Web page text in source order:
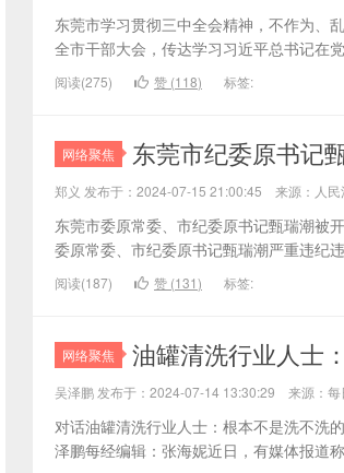
东莞市学习贯彻三中全会精神，不作为
全市干部大会，传达学习习近平总书记在
阅读(275) 赞 (118) 标签:
网络聚焦 东莞市纪委原书记
郑义 发布于：2024-07-15 21:00:45 来源：人民
东莞市委原常委、市纪委原书记甄瑞潮
委原常委、市纪委原书记甄瑞潮严重违纪
阅读(187) 赞 (131) 标签:
网络聚焦 油罐清洗行业人士
吴泽鹏 发布于：2024-07-14 13:30:29 来源：每
对话油罐清洗行业人士：根本不是洗不洗
泽鹏每经编辑：张海妮近日，有媒体报道